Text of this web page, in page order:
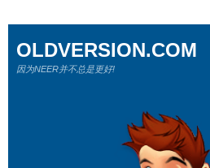
OLDVERSION.COM
因为NEER并不总是更好!